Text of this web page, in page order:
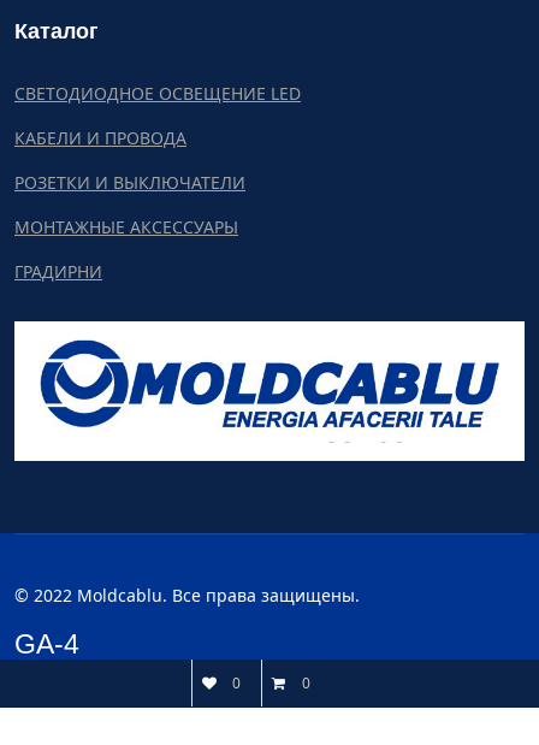
Каталог
СВЕТОДИОДНОЕ ОСВЕЩЕНИЕ LED
КАБЕЛИ И ПРОВОДА
РОЗЕТКИ И ВЫКЛЮЧАТЕЛИ
МОНТАЖНЫЕ АКСЕССУАРЫ
ГРАДИРНИ
© 2022 Moldcablu. Все права защищены.
GA-4
0 0